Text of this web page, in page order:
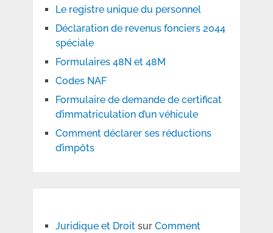
Le registre unique du personnel
Déclaration de revenus fonciers 2044
spéciale
Formulaires 48N et 48M
Codes NAF
Formulaire de demande de certificat
d’immatriculation d’un véhicule
Comment déclarer ses réductions
d’impôts
Juridique et Droitsur Comment